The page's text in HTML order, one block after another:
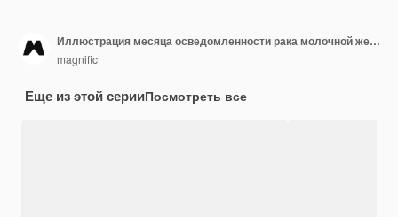
Иллюстрация месяца осведомленности рака молочной железы
magnific
Еще из этой серииПосмотреть все